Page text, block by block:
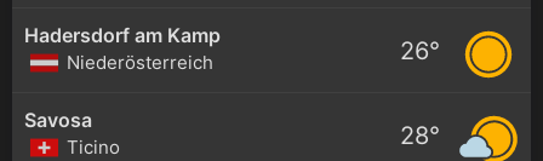
Hadersdorf am Kamp
Niederösterreich 26°
Savosa
Ticino 28°